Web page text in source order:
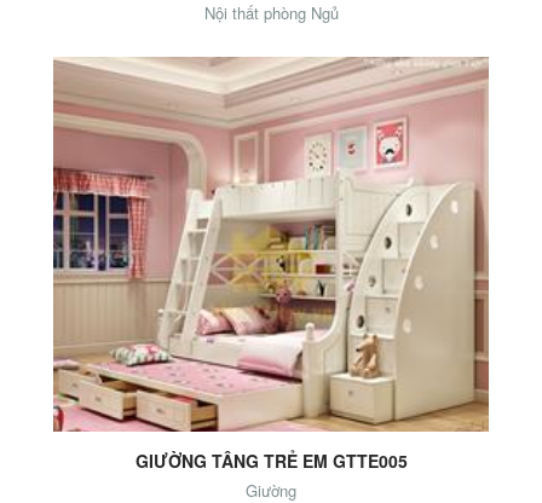
Nội thất phòng Ngủ
Add to Cart
GIƯỜNG TÂNG TRẺ EM GTTE005
Giường